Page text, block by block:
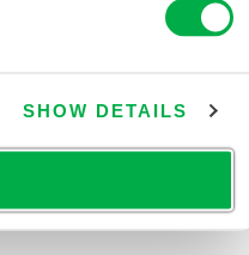
SHOW DETAILS